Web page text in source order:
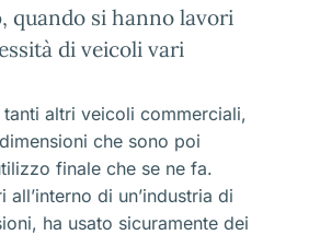
, quando si hanno lavori
di veicoli vari
altri veicoli commerciali,
che sono poi
finale che se ne fa.
all’interno di un’industria di
ha usato sicuramente dei